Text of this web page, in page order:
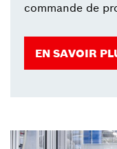
commande de
EN SAVOIR